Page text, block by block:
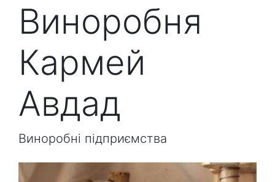
Виноробня
Кармей
Авдад
Виноробні підприємства